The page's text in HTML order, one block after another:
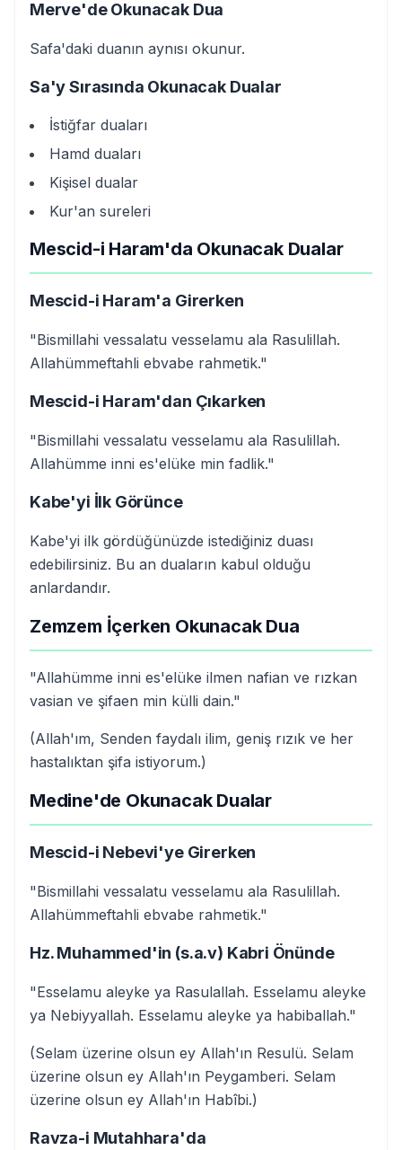
Merve'de Okunacak Dua
Safa'daki duanın aynısı okunur.
Sa'y Sırasında Okunacak Dualar
İstiğfar duaları
Hamd duaları
Kişisel dualar
Kur'an sureleri
Mescid-i Haram'da Okunacak Dualar
Mescid-i Haram'a Girerken
"Bismillahi vessalatu vesselamu ala Rasulillah.
Allahümmeftahli ebvabe rahmetik."
Mescid-i Haram'dan Çıkarken
"Bismillahi vessalatu vesselamu ala Rasulillah.
Allahümme inni es'elüke min fadlik."
Kabe'yi İlk Görünce
Kabe'yi ilk gördüğünüzde istediğiniz duası
edebilirsiniz. Bu an duaların kabul olduğu
anlardandır.
Zemzem İçerken Okunacak Dua
"Allahümme inni es'elüke ilmen nafian ve rızkan
vasian ve şifaen min külli dain."
(Allah'ım, Senden faydalı ilim, geniş rızık ve her
hastalıktan şifa istiyorum.)
Medine'de Okunacak Dualar
Mescid-i Nebevi'ye Girerken
"Bismillahi vessalatu vesselamu ala Rasulillah.
Allahümmeftahli ebvabe rahmetik."
Hz. Muhammed'in (s.a.v) Kabri Önünde
"Esselamu aleyke ya Rasulallah. Esselamu aleyke
ya Nebiyyallah. Esselamu aleyke ya habiballah."
(Selam üzerine olsun ey Allah'ın Resulü. Selam
üzerine olsun ey Allah'ın Peygamberi. Selam
üzerine olsun ey Allah'ın Habîbi.)
Ravza-i Mutahhara'da